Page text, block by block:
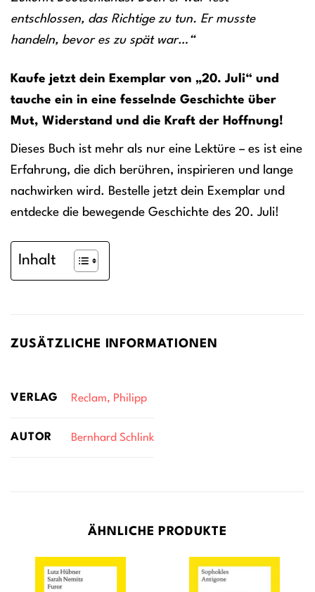
entschlossen, das Richtige zu tun. Er musste
handeln, bevor es zu spät war…“
Kaufe jetzt dein Exemplar von „20. Juli“ und
tauche ein in eine fesselnde Geschichte über
Mut, Widerstand und die Kraft der Hoffnung!
Dieses Buch ist mehr als nur eine Lektüre – es ist eine
Erfahrung, die dich berühren, inspirieren und lange
nachwirken wird. Bestelle jetzt dein Exemplar und
entdecke die bewegende Geschichte des 20. Juli!
Inhalt
ZUSÄTZLICHE INFORMATIONEN
VERLAG Reclam, Philipp
AUTOR Bernhard Schlink
ÄHNLICHE PRODUKTE